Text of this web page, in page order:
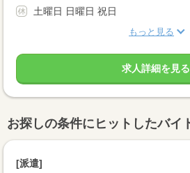
土曜日 日曜日 祝日
もっと見る
求人詳細を見る
お探しの条件にヒットしたバイ
[派遣]